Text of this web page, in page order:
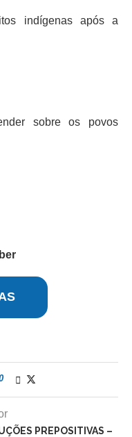
indígenas após a
sobre os povos
PREPOSITIVAS –